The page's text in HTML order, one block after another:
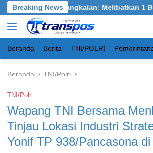
Langsung
ke
konten
Breaking News
Burneh, Bangkalan: Melibatkan 1 Bus,
Beranda Berita TNI/POLRI
Beranda TNI/Polri
TNI/Polri
Wapang TNI Bersama
Tinjau Lokasi Industri
Yonif TP 938/Pancasona